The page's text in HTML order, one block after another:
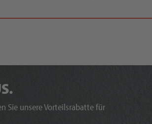
Sie unsere Vorteilsrabatte für